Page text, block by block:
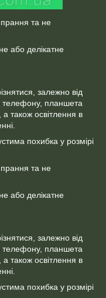
та не
або делікатне
залежно від
телефону, планшета
а також освітлення в
похибка у розмірі
та не
або делікатне
залежно від
телефону, планшета
а також освітлення в
похибка у розмірі